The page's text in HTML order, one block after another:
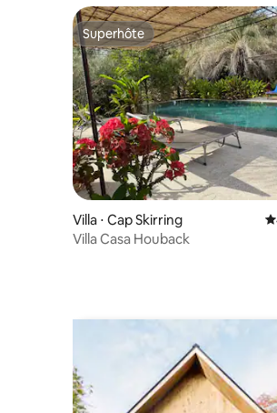
Superhôte
Superhôte
Villa ⋅ Cap Skirring
Villa Casa Houback